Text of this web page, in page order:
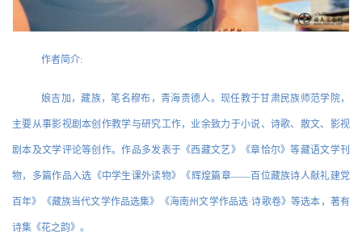
作者简介:
娘吉加，藏族，笔名穆布，青海贵德人。现任教于甘肃民族师范学院，
主要从事影视剧本创作教学与研究工作，业余致力于小说、诗歌、散文、影视
剧本及文学评论等创作。作品多发表于《西藏文艺》《章恰尔》等藏语文学刊
物，多篇作品入选《中学生课外读物》《辉煌篇章——百位藏族诗人献礼建党
百年》《藏族当代文学作品选集》《海南州文学作品选·诗歌卷》等选本，著有
诗集《花之韵》。